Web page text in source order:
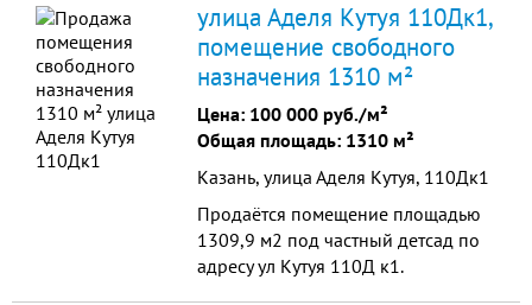
Состоит из комнат площадью: 15,1;
19,3; 9,6, санузла, прихожей 8,2
м2, две лоджии. Рядом: ТЦ
Савиново, ХL, многоуровневые
паркинги, много жилых д...
улица Аделя Кутуя 110Дк1,
помещение свободного
назначения 1310 м²
Цена: 100 000 руб./м²
Общая площадь: 1310 м²
Казань, улица Аделя Кутуя, 110Дк1
Продаётся помещение площадью
1309,9 м2 под частный детсад по
адресу ул Кутуя 110Д к1.